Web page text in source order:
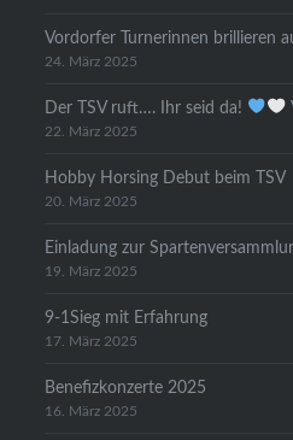
Vordorfer Turnerinnen brillieren
24. März 2025
Der TSV ruft…. Ihr seid da!
22. März 2025
Hobby Horsing Debut beim TSV
20. März 2025
Einladung zur
19. März 2025
9-1Sieg mit Erfahrung
17. März 2025
Benefizkonzerte 2025
16. März 2025